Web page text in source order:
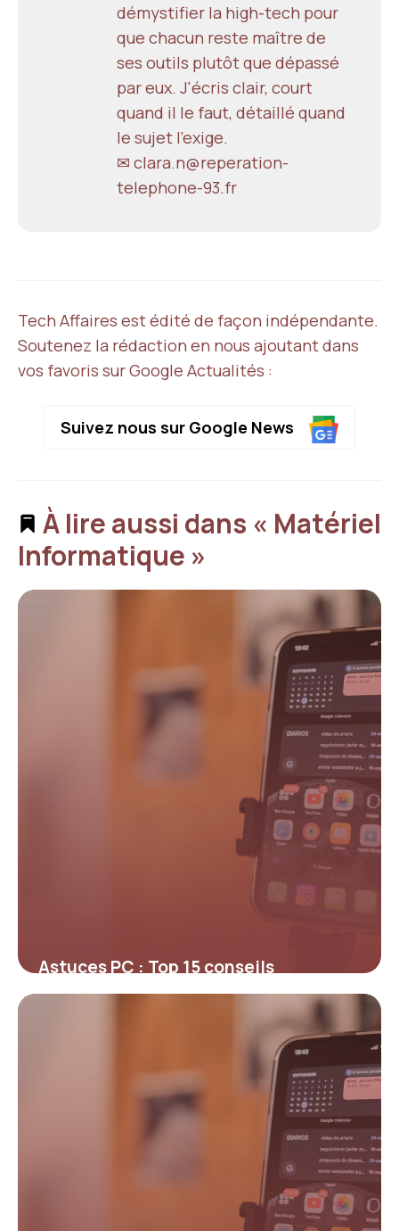
démystifier la high-tech pour
que chacun reste maître de
ses outils plutôt que dépassé
par eux. J'écris clair, court
quand il le faut, détaillé quand
le sujet l'exige.
✉ clara.n@reperation-
telephone-93.fr
Tech Affaires est édité de façon indépendante.
Soutenez la rédaction en nous ajoutant dans
vos favoris sur Google Actualités :
Suivez nous sur Google News
À lire aussi dans « Matériel
Informatique »
Astuces PC : Top 15 conseils
optimisation